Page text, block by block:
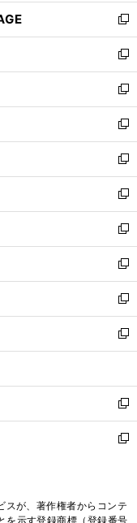
く
ウ
で
開
く
し
い
ウ
ィ
ン
ド
ウ
で
開
く
新
し
い
ウ
ィ
ン
ド
ウ
で
開
く
新
し
い
ウ
ィ
ン
ド
ウ
で
開
く
新
し
い
ウ
ィ
ン
ド
ウ
で
開
く
新
し
い
ウ
ィ
ン
ド
ウ
で
開
く
新
し
い
ウ
ィ
ン
ド
ウ
で
開
く
新
し
い
ウ
ィ
ン
ド
ウ
で
開
新
し
い
ウ
ィ
ン
ド
ウ
開
く
新
し
い
ウ
ィ
ン
ウ
で
開
く
新
し
い
ウ
ン
ド
ウ
で
新
し
ウ
ィ
ン
ド
く
新
し
い
ド
新
ィ
スが、著作権者からコンテ
を示す登録商標（登録番号